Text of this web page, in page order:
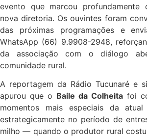
evento que marcou
nova diretoria. Os ouvintes foram
das próximas programações e
WhatsApp (66) 9.9908-2948,
da associação com o diálogo
comunidade rural.
A reportagem da Rádio Tucunaré e
apurou que o Baile da Colheita foi
momentos mais especiais da atual
estrategicamente no período de
milho — quando o produtor rural